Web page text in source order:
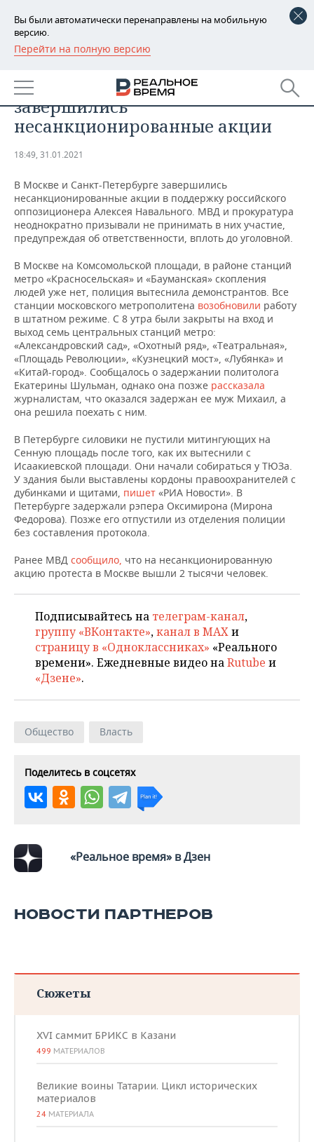
Вы были автоматически перенаправлены на мобильную
версию.
Перейти на полную версию
РЕГИОНЫ
БАШКОРТОСТАН
ТАТАРСТАН
НОВОСТИ
АНАЛИТИКА
ДЕКЛАРАЦИИ О ДОХОДАХ
КОРОЛИ ГОСЗАКАЗА ПФО
ВУЗЫ ТАТАРСТАНА
КОМУ ПРИНАДЛЕЖАТ
ТОРГОВЫЕ ЦЕНТРЫ
ТАТАРСТАНА
НОВОСТИ ЭКОНОМИКИ
ФИНАНСЫ
БАНКИ
БЮДЖЕТ
ИНВЕСТИЦИИ
ПРОМЫШЛЕННОСТЬ
НОВОСТИ
ПРОМЫШЛЕННОСТИ
МАШИНОСТРОЕНИЕ
НЕФТЕХИМИЯ
НЕФТЬ
ОПК
ЭНЕРГЕТИКА
НЕДВИЖИМОСТЬ
НОВОСТИ НЕДВИЖИМОСТИ
АВТО
НОВОСТИ АВТО
БИЗНЕС
НОВОСТИ БИЗНЕСА
РОЗНИЧНАЯ ТОРГОВЛЯ
ТРАНСПОРТ
УСЛУГИ
ТЕХНОЛОГИИ
НОВОСТИ ТЕХНОЛОГИЙ
IT
МЕДИА
ТЕЛЕКОММУНИКАЦИИ
МЕРОПРИЯТИЯ
НОВОСТИ МЕРОПРИЯТИЙ
ВЫЕЗДНАЯ РЕДАКЦИЯ
БИЗНЕС-БРАНЧИ
ONLINE-КОНФЕРЕНЦИИ
ОТКРЫТАЯ ЛЕКЦИЯ
СПОРТ
НОВОСТИ СПОРТА
ФУТБОЛ
ХОККЕЙ
БАСКЕТБОЛ
ВОЛЕЙБОЛ
КИБЕРСПОРТ
ФИГУРНОЕ КАТАНИЕ
ВОДНЫЕ ВИДЫ СПОРТА
ХОККЕЙ С МЯЧОМ
ОБЩЕСТВО
НОВОСТИ ОБЩЕСТВА
ВЛАСТЬ
ИНФРАСТРУКТУРА
ИСТОРИЯ
КУЛЬТУРА
МЕДИЦИНА
ОБРАЗОВАНИЕ
ПРОИСШЕСТВИЯ
ФОТОГАЛЕРЕЯ
СЮЖЕТЫ
СПРАВОЧНИК
СПИСОК ПЕРСОН
СПИСОК КОМПАНИЙ
ПОЛНАЯ ВЕРСИЯ
В Москве и Петербурге
завершились
несанкционированные акции
18:49, 31.01.2021
В Москве и Санкт-Петербурге завершились
несанкционированные акции в поддержку российского
оппозиционера Алексея Навального. МВД и прокуратура
неоднократно призывали не принимать в них участие,
предупреждая об ответственности, вплоть до уголовной.
В Москве на Комсомольской площади, в районе станций
метро «Красносельская» и «Бауманская» скопления
людей уже нет, полиция вытеснила демонстрантов. Все
станции московского метрополитена возобновили работу
в штатном режиме. С 8 утра были закрыты на вход и
выход семь центральных станций метро:
«Александровский сад», «Охотный ряд», «Театральная»,
«Площадь Революции», «Кузнецкий мост», «Лубянка» и
«Китай-город». Сообщалось о задержании политолога
Екатерины Шульман, однако она позже рассказала
журналистам, что оказался задержан ее муж Михаил, а
она решила поехать с ним.
В Петербурге силовики не пустили митингующих на
Сенную площадь после того, как их вытеснили с
Исаакиевской площади. Они начали собираться у ТЮЗа.
У здания были выставлены кордоны правоохранителей с
дубинками и щитами, пишет «РИА Новости». В
Петербурге задержали рэпера Оксимирона (Мирона
Федорова). Позже его отпустили из отделения полиции
без составления протокола.
Ранее МВД сообщило, что на несанкционированную
акцию протеста в Москве вышли 2 тысячи человек.
Подписывайтесь на телеграм-канал,
группу «ВКонтакте»,канал в MAXи
страницу в «Одноклассниках» «Реального
времени». Ежедневные видео наRutube и
«Дзене».
Общество Власть
Поделитесь в соцсетях
«Реальное время» в Дзен
НОВОСТИ ПАРТНЕРОВ
Сюжеты
XVI саммит БРИКС в Казани
499 МАТЕРИАЛОВ
Великие воины Татарии. Цикл исторических
материалов
24 МАТЕРИАЛА